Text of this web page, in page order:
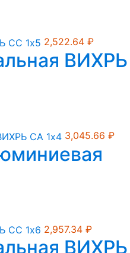
2,522.64 ₽
ВИХРЬ
3,045.66 ₽
2,957.34 ₽
ВИХРЬ